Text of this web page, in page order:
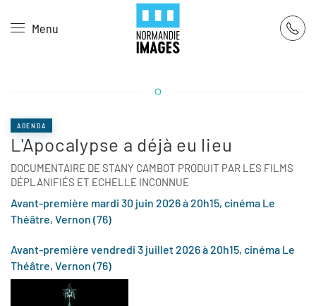
Skip to main content
Menu
AGENDA
L'Apocalypse a déjà eu lieu
DOCUMENTAIRE DE STANY CAMBOT PRODUIT PAR LES FILMS
DÉPLANIFIÉS ET ECHELLE INCONNUE
Avant-première mardi 30 juin 2026 à 20h15, cinéma Le
Théâtre, Vernon (76)
Avant-première vendredi 3 juillet 2026 à 20h15, cinéma Le
Théâtre, Vernon (76)
Panneau de gestion des cookies